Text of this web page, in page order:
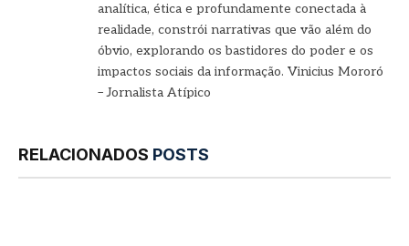
analítica, ética e profundamente conectada à
realidade, constrói narrativas que vão além do
óbvio, explorando os bastidores do poder e os
impactos sociais da informação. Vinicius Mororó
– Jornalista Atípico
RELACIONADOS POSTS